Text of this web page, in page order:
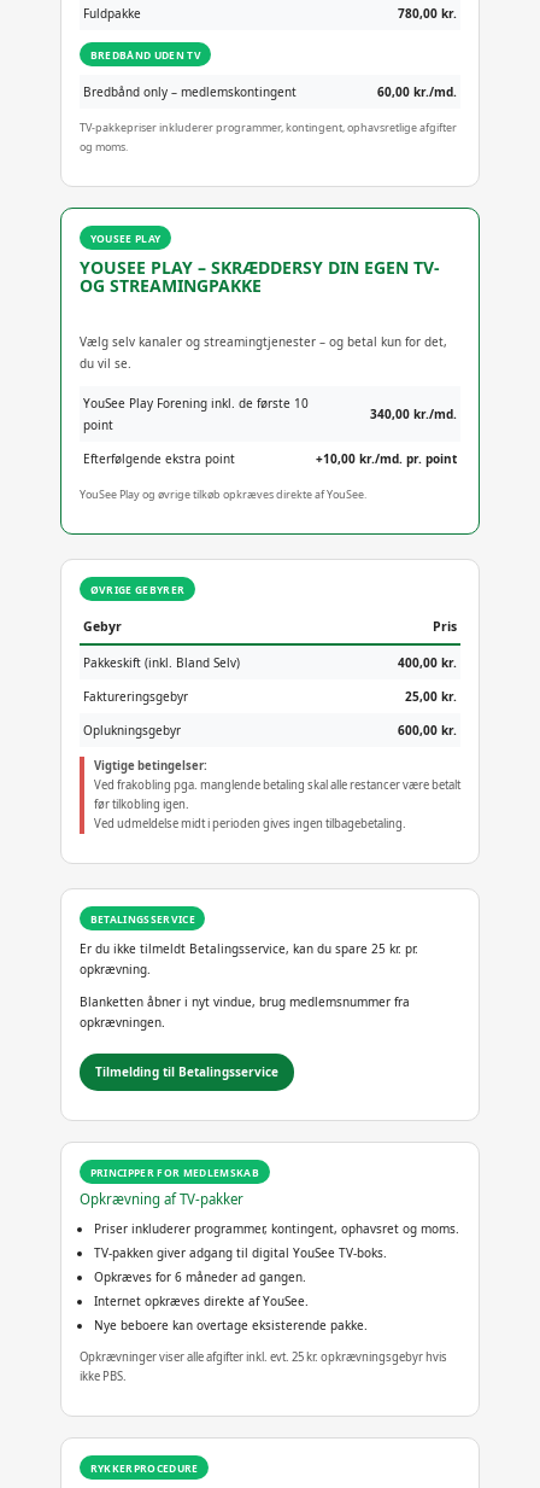
Fuldpakke
780,00 kr.
BREDBÅND UDEN TV
Bredbånd only – medlemskontingent 60,00 kr./md.
TV-pakkepriser inkluderer programmer, kontingent, ophavsretlige afgifter
og moms.
YOUSEE PLAY
YOUSEE PLAY – SKRÆDDERSY DIN EGEN TV-
OG STREAMINGPAKKE
Vælg selv kanaler og streamingtjenester – og betal kun for det,
du vil se.
YouSee Play Forening inkl. de første 10
point
340,00 kr./md.
Efterfølgende ekstra point +10,00 kr./md. pr. point
YouSee Play og øvrige tilkøb opkræves direkte af YouSee.
ØVRIGE GEBYRER
Gebyr Pris
Pakkeskift (inkl. Bland Selv)
400,00 kr.
Faktureringsgebyr
25,00 kr.
Oplukningsgebyr
600,00 kr.
Vigtige betingelser:
Ved frakobling pga. manglende betaling skal alle restancer være betalt
før tilkobling igen.
Ved udmeldelse midt i perioden gives ingen tilbagebetaling.
BETALINGSSERVICE
Er du ikke tilmeldt Betalingsservice, kan du spare 25 kr. pr.
opkrævning.
Blanketten åbner i nyt vindue, brug medlemsnummer fra
opkrævningen.
Tilmelding til Betalingsservice
PRINCIPPER FOR MEDLEMSKAB
Opkrævning af TV-pakker
Priser inkluderer programmer, kontingent, ophavsret og moms.
TV-pakken giver adgang til digital YouSee TV-boks.
Opkræves for 6 måneder ad gangen.
Internet opkræves direkte af YouSee.
Nye beboere kan overtage eksisterende pakke.
Opkrævninger viser alle afgifter inkl. evt. 25 kr. opkrævningsgebyr hvis
ikke PBS.
RYKKERPROCEDURE